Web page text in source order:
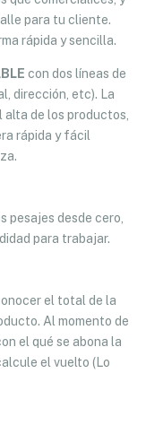
para tu cliente.
rápida y sencilla.
con dos líneas de
dirección, etc). La
alta de los productos,
rápida y fácil
pesajes desde cero,
para trabajar.
el total de la
Al momento de
el qué se abona la
el vuelto (Lo